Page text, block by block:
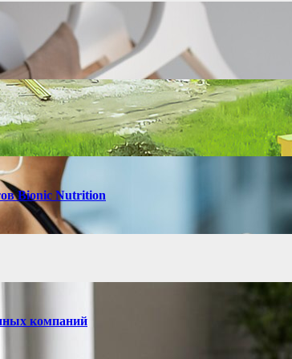
Bionic Nutrition
компаний